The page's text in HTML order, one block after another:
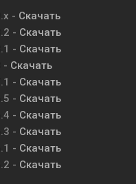
- Скачать
- Скачать
- Скачать
- Скачать
- Скачать
- Скачать
- Скачать
- Скачать
- Скачать
- Скачать